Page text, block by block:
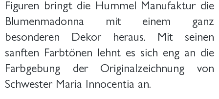
Figuren bringt die Hummel Manufaktur die
Blumenmadonna mit einem ganz
besonderen Dekor heraus. Mit seinen
sanften Farbtönen lehnt es sich eng an die
Farbgebung der Originalzeichnung von
Schwester Maria Innocentia an.